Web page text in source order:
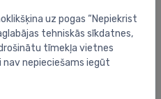
uz pogas “Nepiekrist
tehniskās sīkdatnes,
tīmekļa vietnes
nepieciešams iegūt